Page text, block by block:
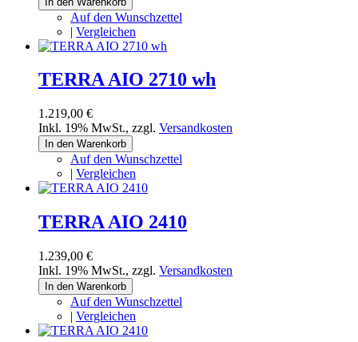
Auf den Wunschzettel
| Vergleichen
TERRA AIO 2710 wh
1.219,00 €
Inkl. 19% MwSt., zzgl. Versandkosten
In den Warenkorb
Auf den Wunschzettel
| Vergleichen
TERRA AIO 2410
1.239,00 €
Inkl. 19% MwSt., zzgl. Versandkosten
In den Warenkorb
Auf den Wunschzettel
| Vergleichen